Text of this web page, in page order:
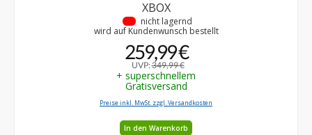
XBOX
nicht lagernd
wird auf Kundenwunsch bestellt
259,99 €
UVP:349,99 €
+ superschnellem
Gratisversand
Preise inkl. MwSt. zzgl. Versandkosten
In den Warenkorb